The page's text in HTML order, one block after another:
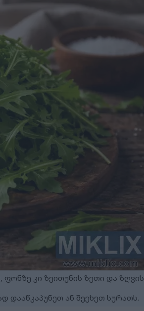
კი ზეითუნის ზეთი და ზღვის
დააწკაპუნეთ ან შეეხეთ სურათს.